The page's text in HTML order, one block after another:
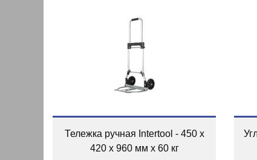
Тележка ручная Intertool - 450 x
420 x 960 мм x 60 кг